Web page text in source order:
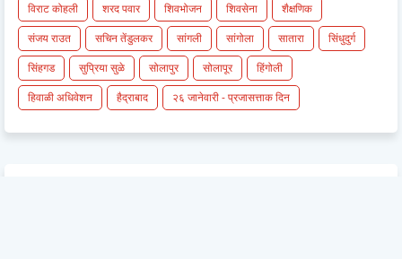
विराट कोहली
शरद पवार शिवभोजन शिवसेना
शैक्षणिक
संजय राउत
सचिन तेंडुलकर सांगली सांगोला सातारा
सिंधुदुर्ग
सिंहगड
सुप्रिया सुळे सोलापुर सोलापूर
हिंगोली
हिवाळी अधिवेशन
हैद्राबाद २६ जानेवारी - प्रजासत्ताक दिन